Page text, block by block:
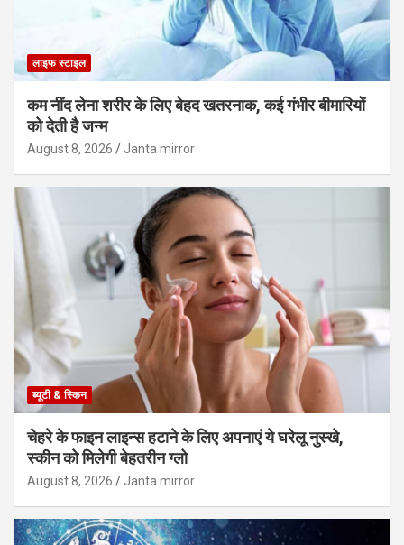
लाइफ स्टाइल
कम नींद लेना शरीर के लिए बेहद खतरनाक, कई गंभीर बीमारियों
को देती है जन्म
August 8, 2026 Janta mirror
ब्यूटी & स्किन
चेहरे के फाइन लाइन्स हटाने के लिए अपनाएं ये घरेलू नुस्खे,
स्कीन को मिलेगी बेहतरीन ग्लो
August 8, 2026 Janta mirror